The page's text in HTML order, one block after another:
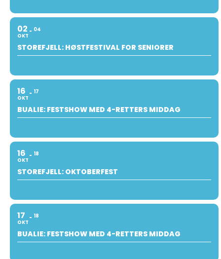
02
OKT
04
STOREFJELL: HØSTFESTIVAL FOR SENIORER
16
OKT
17
BUALIE: FESTSHOW MED 4-RETTERS MIDDAG
16
OKT
18
STOREFJELL: OKTOBERFEST
17
OKT
18
BUALIE: FESTSHOW MED 4-RETTERS MIDDAG